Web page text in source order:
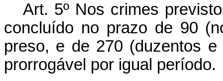
Art. 5º Nos crimes
concluído no prazo de 90
preso, e de 270 (duzentos
prorrogável por igual período.